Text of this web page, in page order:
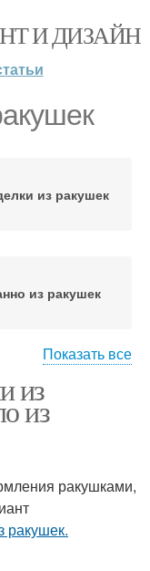
И ДИЗАЙН
из ракушек
из ракушек
ракушек
из устричных
ракушек
Показать все
из
из
ракушками,